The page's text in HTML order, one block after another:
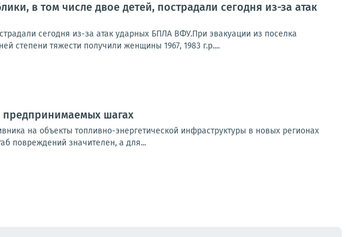
в том числе двое детей, пострадали сегодня из-за атак
сегодня из-за атак ударных БПЛА ВФУ.При эвакуации из поселка
степени тяжести получили женщины 1967, 1983 г.р....
предпринимаемых шагах
на объекты топливно-энергетической инфраструктуры в новых регионах
повреждений значителен, а для...